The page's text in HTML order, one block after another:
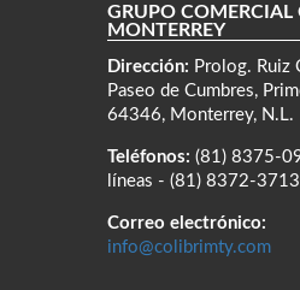
GRUPO COMERCIAL
MONTERREY
Dirección: Prolog. Ruiz
Paseo de Cumbres,
64346, Monterrey, N.L.
Teléfonos: (81) 8375-
líneas - (81) 8372-
Correo electrónico:
info@colibrimty.com